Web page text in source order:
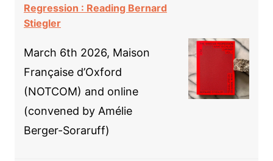
Regression : Reading Bernard
Stiegler
March 6th 2026, Maison
Française d’Oxford
(NOTCOM) and online
(convened by Amélie
Berger-Soraruff)